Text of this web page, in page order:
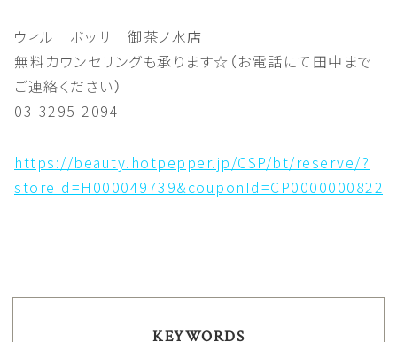
ウィル ボッサ 御茶ノ水店
無料カウンセリングも承ります☆（お電話にて田中まで
ご連絡ください）
03-3295-2094
https://beauty.hotpepper.jp/CSP/bt/reserve/?
KEYWORDS